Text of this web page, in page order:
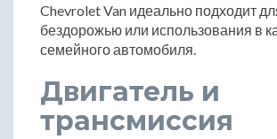
Chevrolet Van идеально подходит
бездорожью или использования в
семейного автомобиля.
Двигатель и
трансмиссия